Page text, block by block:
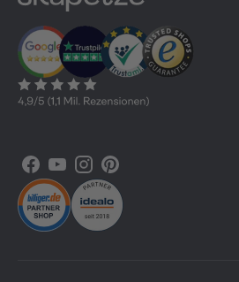
Facebook
YouTubeInstagram
Pinterest